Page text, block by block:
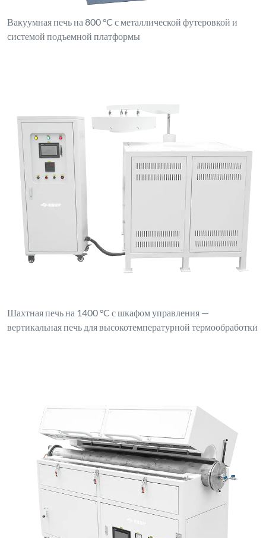
Вакуумная печь на 800 °C с металлической футеровкой и
системой подъемной платформы
Шахтная печь на 1400 °C с шкафом управления —
вертикальная печь для высокотемпературной термообработки